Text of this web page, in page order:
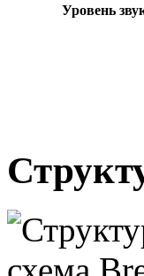
Уровень